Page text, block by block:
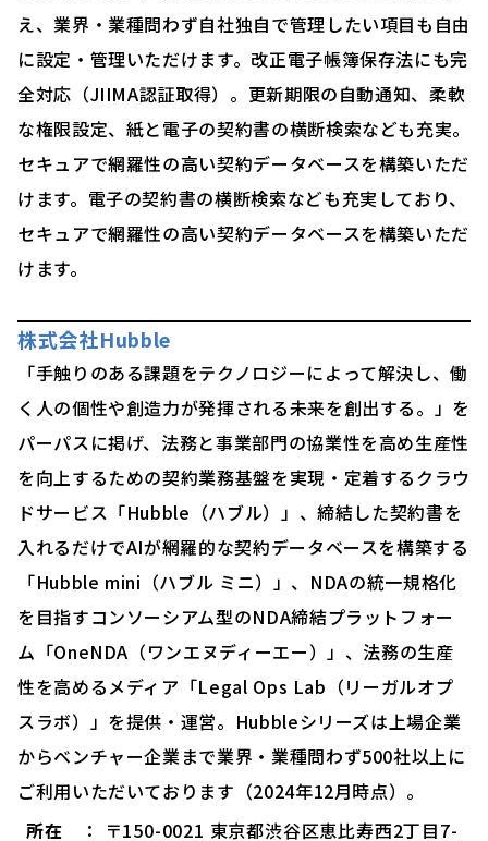
え、業界・業種問わず自社独自で管理したい項目も自由
に設定・管理いただけます。改正電子帳簿保存法にも完
全対応（JIIMA認証取得）。更新期限の自動通知、柔軟
な権限設定、紙と電子の契約書の横断検索なども充実。
セキュアで網羅性の高い契約データベースを構築いただ
けます。電子の契約書の横断検索なども充実しており、
セキュアで網羅性の高い契約データベースを構築いただ
けます。
株式会社Hubble
「手触りのある課題をテクノロジーによって解決し、働
く人の個性や創造力が発揮される未来を創出する。」を
パーパスに掲げ、法務と事業部門の協業性を高め生産性
を向上するための契約業務基盤を実現・定着するクラウ
ドサービス「Hubble（ハブル）」、締結した契約書を
入れるだけでAIが網羅的な契約データベースを構築する
「Hubble mini（ハブル ミニ）」、NDAの統一規格化
を目指すコンソーシアム型のNDA締結プラットフォー
ム「OneNDA（ワンエヌディーエー）」、法務の生産
性を高めるメディア「Legal Ops Lab（リーガルオプ
スラボ）」を提供・運営。Hubbleシリーズは上場企業
からベンチャー企業まで業界・業種問わず500社以上に
ご利用いただいております（2024年12月時点）。
所在
： 〒150-0021 東京都渋谷区恵比寿西2丁目7-